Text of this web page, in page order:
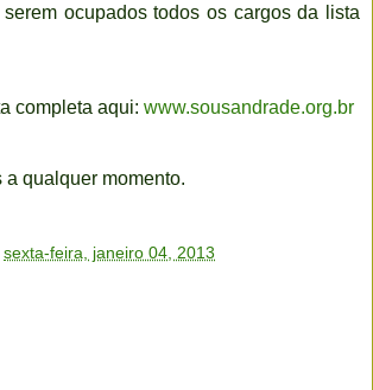
ocupados todos os cargos da lista
completa aqui: www.sousandrade.org.br
a qualquer momento.
sexta-feira, janeiro 04, 2013